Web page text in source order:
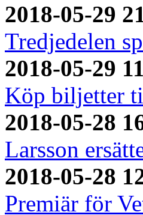
2018-05-29
Tredjedelen
2018-05-29
Köp biljetter
2018-05-28
Larsson
2018-05-28
Premiär för